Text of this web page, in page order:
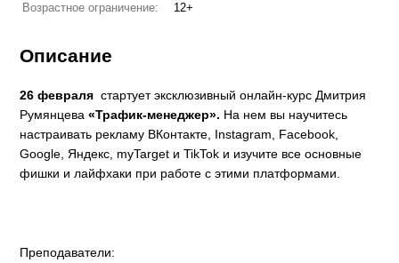
Возрастное ограничение:
12+
Описание
26 февраля стартует эксклюзивный онлайн-курс Дмитрия
Румянцева«Трафик-менеджер». На нем вы научитесь
настраивать рекламу ВКонтакте, Instagram, Facebook,
Google, Яндекс, myTarget и TikTok и изучите все основные
фишки и лайфхаки при работе с этими платформами.
Преподаватели: